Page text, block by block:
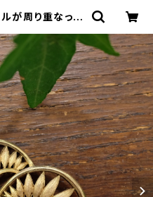
が周り重なって